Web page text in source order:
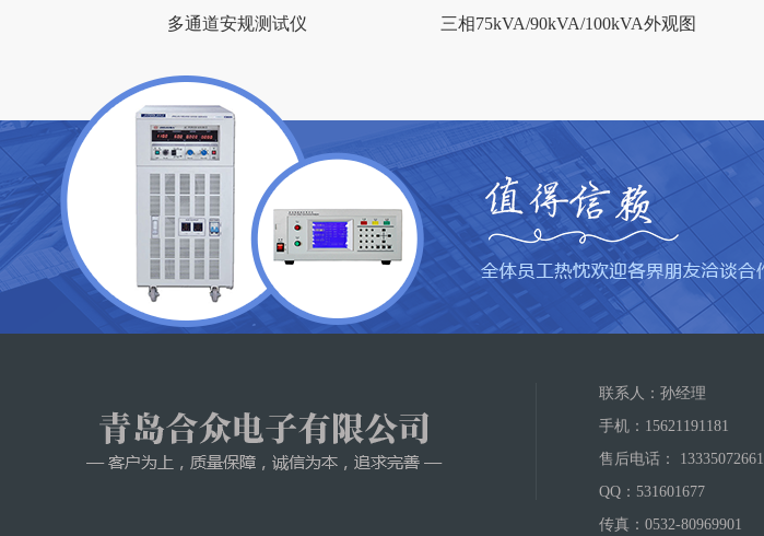
多通道安规测试仪 三相75kVA/90kVA/100kVA外观图
联系人：孙经理
手机：15621191181
售后电话： 13335072661
QQ： 531601677
传真：0532-80969901